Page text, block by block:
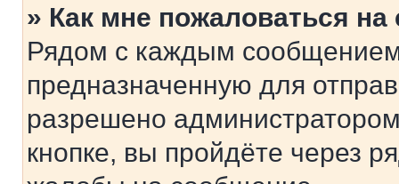
» Как мне пожаловаться
Рядом с каждым сообщением
предназначенную для
разрешено
кнопке, вы пройдёте через